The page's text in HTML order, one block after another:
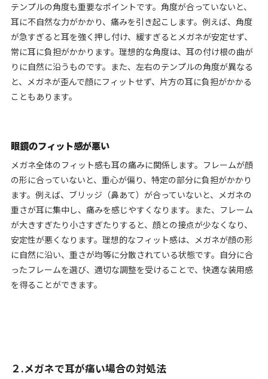
テンプルの角度も重要なポイントです。角度が合っていないと、
耳に不自然な力がかかり、痛みを引き起こします。例えば、角度
が急すぎると耳を強く押し付け、緩すぎるとメガネが安定せず、
常に耳に負担がかかります。理想的な角度は、耳の付け根の曲が
りに自然に沿うものです。また、左右のテンプルの角度が異なる
と、メガネが歪んで顔にフィットせず、片方の耳に負担がかかる
こともあります。
眼鏡のフィット感が悪い
メガネ全体のフィット感も耳の痛みに関係します。フレームが顔
の形に合っていないと、重心が偏り、特定の部分に負担がかかり
ます。例えば、ブリッジ（鼻あて）が合っていないと、メガネの
重さが耳に集中し、痛みを感じやすくなります。また、フレーム
が大きすぎたり小さすぎたりすると、顔との接点が少なくなり、
安定性が悪くなります。理想的なフィット感は、メガネが顔の形
に自然に沿い、重さが均等に分散されている状態です。自分に合
ったフレームを選び、適切な調整を受けることで、快適な装用感
を得ることができます。
２.メガネで耳が痛い場合の対処法